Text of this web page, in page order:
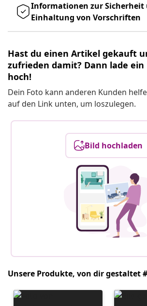
Informationen zur Sicherheit
Einhaltung von Vorschriften
Hast du einen Artikel gekauft
zufrieden damit? Dann lade ein
hoch!
Dein Foto kann anderen Kunden
auf den Link unten, um loszulegen.
Bild hochladen
Unsere Produkte, von dir gestaltet